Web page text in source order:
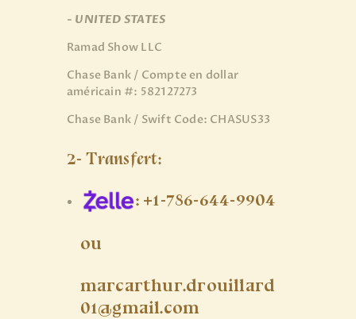
- UNITED STATES
Ramad Show LLC
Chase Bank / Compte en dollar
américain #: 582127273
Chase Bank / Swift Code: CHASUS33
2- Transfert:
: +1-786-644-9904
ou
marcarthur.drouillard
01@gmail.com